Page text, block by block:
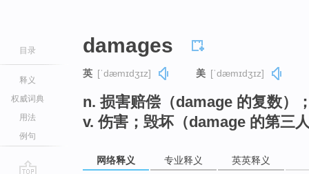
目录
释义
权威词典
用法
例句
damages
英 [ˈdæmɪdʒɪz] 美 [ˈdæmɪdʒɪz]
n. 损害赔偿（damage 的复数）
v. 伤害；毁坏（damage 的第三
网络释义 专业释义 英英释义